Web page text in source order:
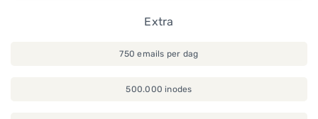
Extra
750 emails per dag
500.000 inodes